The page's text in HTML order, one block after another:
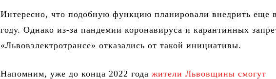
Интересно, что подобную функцию планировали внедрить еще
году. Однако из-за пандемии коронавируса и карантинных
«Львовэлектротрансе» отказались от такой инициативы.
Напомним, уже до конца 2022 года жители Львовщины смогут